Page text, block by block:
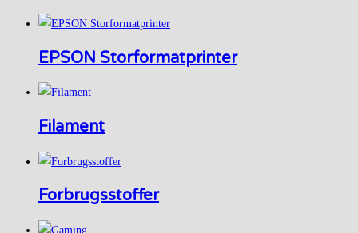
EPSON Storformatprinter
Filament
Forbrugsstoffer